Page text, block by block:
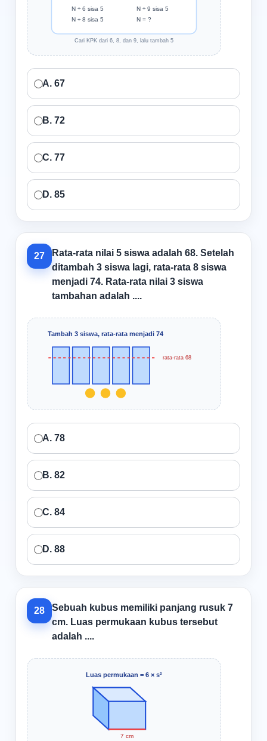
N ÷ 6 sisa 5
N ÷ 8 sisa 5
N ÷ 9 sisa 5
N = ?
Cari KPK dari 6, 8, dan 9, lalu tambah 5
A. 67
B. 72
C. 77
D. 85
27
Rata-rata nilai 5 siswa adalah 68. Setelah
ditambah 3 siswa lagi, rata-rata 8 siswa
menjadi 74. Rata-rata nilai 3 siswa
tambahan adalah ....
rata-rata 68
Tambah 3 siswa, rata-rata menjadi 74
A. 78
B. 82
C. 84
D. 88
28
Sebuah kubus memiliki panjang rusuk 7
cm. Luas permukaan kubus tersebut
adalah ....
7 cm
Luas permukaan = 6 × s²